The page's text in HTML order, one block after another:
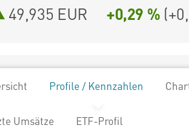
49,935 EUR +0,29 % (
Profile / Kennzahlen
Umsätze ETF-Profil